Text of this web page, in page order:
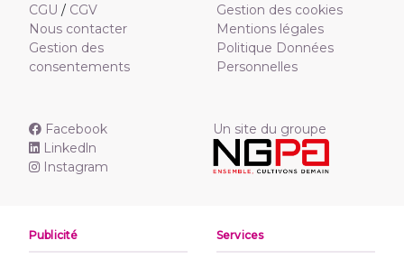
CGU / CGV
Nous contacter
Gestion des
consentements
Gestion des cookies
Mentions légales
Politique Données
Personnelles
Facebook
Linkedln
Instagram
Un site du groupe
Publicité Services